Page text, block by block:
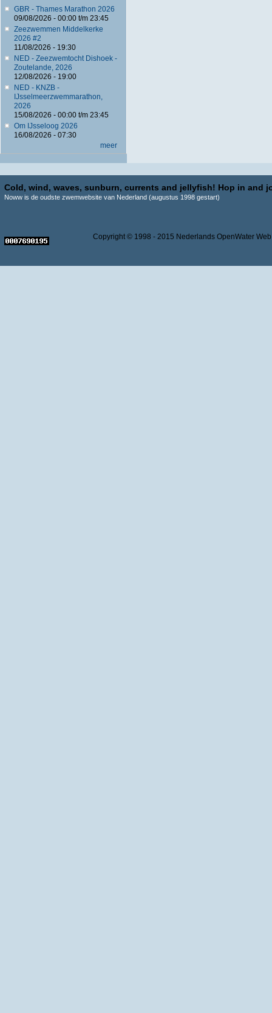
GBR - Thames Marathon 2026
09/08/2026 - 00:00t/m 23:45
Zeezwemmen Middelkerke
2026 #2
11/08/2026 - 19:30
NED - Zeezwemtocht Dishoek -
Zoutelande, 2026
12/08/2026 - 19:00
NED - KNZB -
IJsselmeerzwemmarathon,
2026
15/08/2026 - 00:00t/m 23:45
Om IJsseloog 2026
16/08/2026 - 07:30
meer
Cold, wind, waves, sunburn, currents and jellyfish! Hop in and
Noww is de oudste zwemwebsite van Nederland (augustus 1998 gestart)
Copyright © 1998 - 2015 Nederlands OpenWater